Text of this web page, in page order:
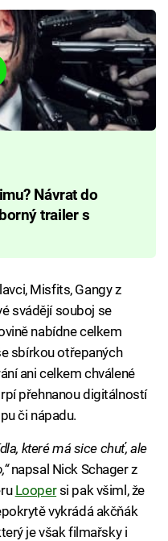
Návrat do
trailer s
Misfits, Gangy z
svádějí souboj se
nabídne celkem
sbírkou otřepaných
ani celkem chválené
přehnanou digitálností
či nápadu.
které má sice chuť, ale
napsal Nick Schager z
Loopersi pak všiml, že
vykrádá akčňák
je však filmařsky i